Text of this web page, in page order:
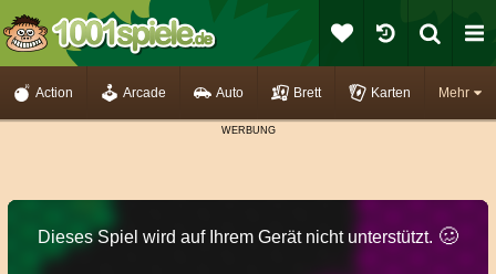
Mehr
Action Arcade Auto Brett Karten
Dieses Spiel wird auf Ihrem Gerät nicht unterstützt. 🥴️